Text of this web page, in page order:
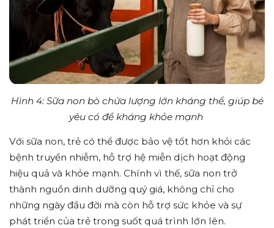
Hình 4: Sữa non bò chứa lượng lớn kháng thể, giúp bé
yêu có đề kháng khỏe mạnh
Với sữa non, trẻ có thể được bảo vệ tốt hơn khỏi các
bệnh truyền nhiễm, hỗ trợ hệ miễn dịch hoạt động
hiệu quả và khỏe mạnh. Chính vì thế, sữa non trở
thành nguồn dinh dưỡng quý giá, không chỉ cho
những ngày đầu đời mà còn hỗ trợ sức khỏe và sự
phát triển của trẻ trong suốt quá trình lớn lên.